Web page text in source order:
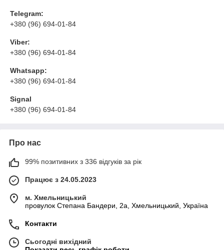
Telegram:
+380 (96) 694-01-84
Viber:
+380 (96) 694-01-84
Whatsapp:
+380 (96) 694-01-84
Signal
+380 (96) 694-01-84
Про нас
99% позитивних з 336 відгуків за рік
Працює з 24.05.2023
м. Хмельницький
провулок Степана Бандери, 2a, Хмельницький, Україна
Контакти
Сьогодні вихідний